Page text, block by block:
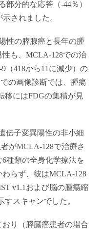
部分的な応答（-44％）
されました。
性の膵腺癌と長年の腫
も、MCLA-128での治
（418から11に減少）の
の画像診断では、腫瘍
移にはFDGの集積が見
伝子変異陽性の非小細
がMCLA-128で治療さ
種類の全身化学療法を
らず、彼はMCLA-128
v1.1および脳の腫瘍縮
すスキャンでした。
り（膵臓癌患者の場合